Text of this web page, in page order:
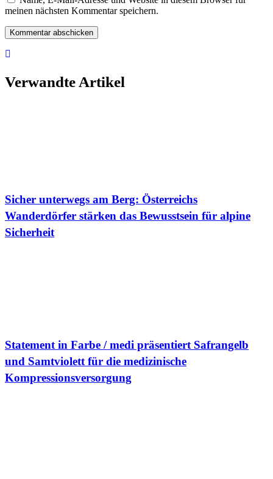
meinen nächsten Kommentar speichern.
Verwandte Artikel
Sicher unterwegs am Berg: Österreichs
Wanderdörfer stärken das Bewusstsein für alpine
Sicherheit
Statement in Farbe / medi präsentiert Safrangelb
und Samtviolett für die medizinische
Kompressionsversorgung